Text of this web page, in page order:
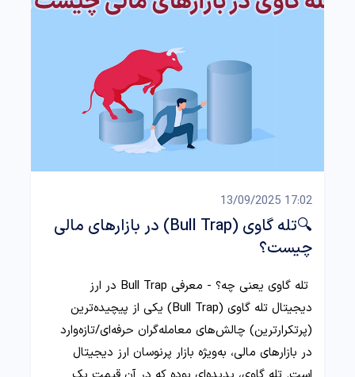
17:02 13/09/2025
🔍تله گاوی (Bull Trap) در بازارهای مالی
چیست؟
تله گاوی یعنی چه؟ - معرفی Bull Trap در ارز
دیجیتال تله گاوی (Bull Trap) یکی از پیچیده‌ترین
(پرتکرارترین) چالش‌های معامله‌گران حرفه‌ای/تازه‌وارد
در بازارهای مالی، به‌ویژه بازار پرنوسان ارز دیجیتال